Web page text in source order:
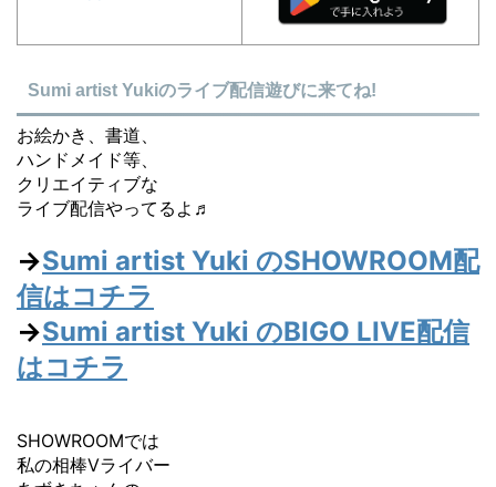
Sumi artist Yukiのライブ配信遊びに来てね!
お絵かき、書道、
ハンドメイド等、
クリエイティブな
ライブ配信やってるよ♬
→Sumi artist Yuki のSHOWROOM配
信はコチラ
→Sumi artist Yuki のBIGO LIVE配信
はコチラ
SHOWROOMでは
私の相棒Vライバー